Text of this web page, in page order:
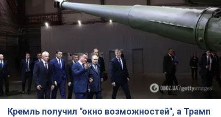
Кремль получил "окно возможностей", а Трамп